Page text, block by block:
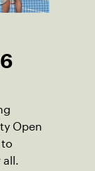
Open
all.